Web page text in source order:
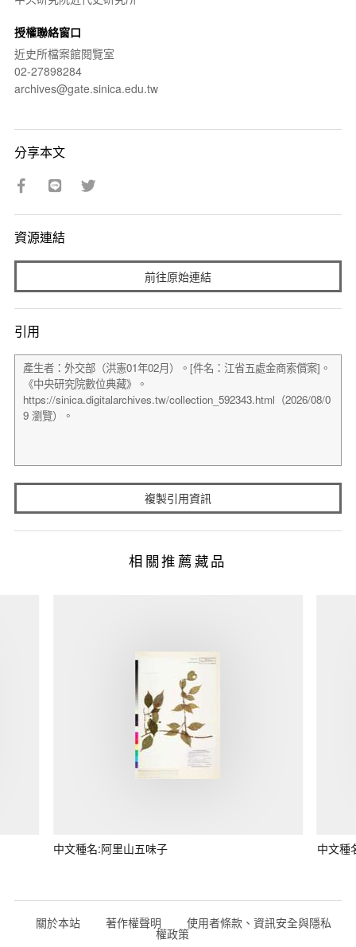
授權聯絡窗口
近史所檔案館閱覽室
02-27898284
archives@gate.sinica.edu.tw
分享本文
資源連結
前往原始連結
引用
複製引用資訊
相關推薦藏品
中文種名:阿里山五味子 中文種
關於本站 著作權聲明 使用者條款、資訊安全與隱私
權政策